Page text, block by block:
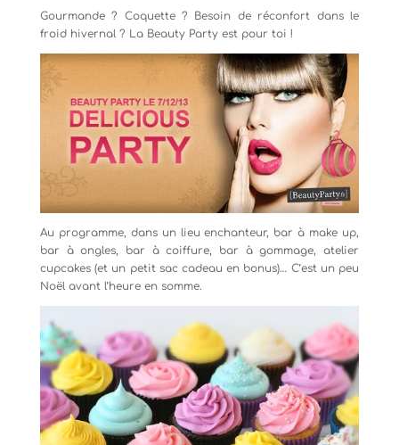
Gourmande ? Coquette ? Besoin de réconfort dans le
froid hivernal ? La Beauty Party est pour toi !
Au programme, dans un lieu enchanteur, bar à make up,
bar à ongles, bar à coiffure, bar à gommage, atelier
cupcakes (et un petit sac cadeau en bonus)… C’est un peu
Noël avant l’heure en somme.